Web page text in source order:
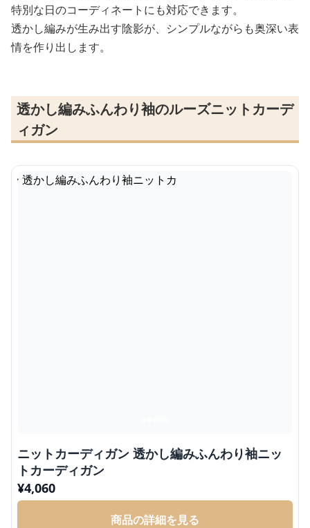
特別な日のコーディネートにも対応できます。
透かし編みが生み出す陰影が、シンプルながらも奥深い表
情を作り出します。
透かし編みふんわり袖のルーズニットカーデ
ィガン
ニットカーディガン 透かし編みふんわり袖ニッ
トカーディガン
¥4,060
商品の詳細を見る